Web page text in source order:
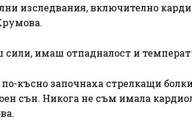
изследвания, включително
сили, имаш отпадналост и
късно започнаха стрелкащи
сън. Никога не съм имала